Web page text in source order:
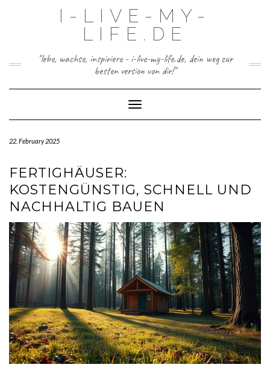
I-LIVE-MY-
LIFE.DE
"lebe, wachse, inspiriere - i-live-my-life.de, dein weg zur
besten version von dir!"
Toggle Navigation
22. February 2025
FERTIGHÄUSER:
KOSTENGÜNSTIG, SCHNELL UND
NACHHALTIG BAUEN